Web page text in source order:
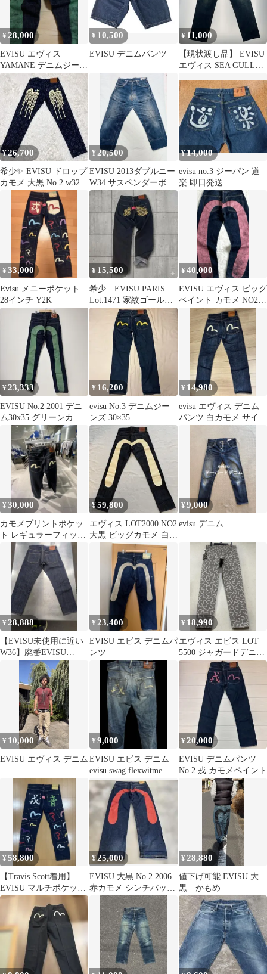
¥ 28,000
EVISU エヴィス
YAMANE デニムジーン
ズ緑大黒 濃紺 セルビッ
ジW33
¥ 10,500
EVISU デニムパンツ
¥ 11,000
【現状渡し品】 EVISU
エヴィス SEA GULL
PANTS NO.2 カモメ ス
マイル ペイント デニム
パンツ ボトムス ジーン
ズ 【156-260809-sa-03-
tei】
¥26,700
希少✨ EVISU ドロップ
カモメ 大黒 No.2 w32
2000T 抜染花柄
¥ 20,500
EVISU 2013ダブルニー
W34 サスペンダーボタ
ン付 ミミズペイント
¥14,000
evisu no.3 ジーパン 道
楽 即日発送
¥33,000
Evisu メニーポケット
28インチ Y2K
¥ 15,500
希少 EVISU PARIS
Lot.1471 家紋ゴールド
刺繍 デニム W32
¥40,000
EVISU エヴィス ビッグ
ペイント カモメ NO2
2001 ピンク
¥23,333
EVISU No.2 2001 デニ
ム30x35 グリーンカモ
メ ジーンズ
¥ 16,200
evisu No.3 デニムジー
ンズ 30×35
¥ 14,980
evisu エヴィス デニム
パンツ 白カモメ サイズ
¥30,000
カモメプリントポケッ
ト レギュラーフィット
ジーンズ
¥59,800
エヴィス LOT2000 NO2
大黒 ビッグカモメ 白
32×35 日本製
¥9,000
evisu デニム
¥28,888
【EVISU未使用に近い
W36】廃番EVISU
2000T NO.2 36✕32
¥23,400
EVISU エビス デニムパ
ンツ
¥ 18,990
エヴィス エビス LOT
5500 ジャガードデニム
パンツ グレー日本製 32
¥ 10,000
EVISU エヴィス デニム
¥9,000
EVISU エビス デニム
evisu swag flexwitme
¥20,000
EVISU デニムパンツ
No.2 戎 カモメペイント
¥58,800
【Travis Scott着用】
EVISU マルチポケット
刺繍 激レア L
¥25,000
EVISU 大黒 No.2 2006
赤カモメ シンチバック
デニムパンツ
¥ 28,880
値下げ可能 EVISU 大
黒 かもめ